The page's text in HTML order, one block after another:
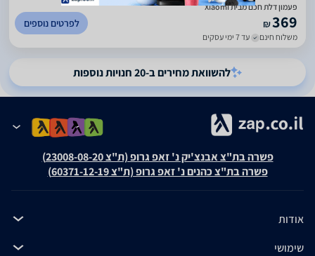
פעמון דלת חכם מבית Xiaomi
₪369
משלוח חינם עד 7 ימי עסקים
לפרטים נוספים
להשוואת מחירים ב-20 חנויות נוספות
פשרה בת"צ אבנצ'יק נ' זאפ גרופ (ת"צ 23008-08-20)
פשרה בת"צ כהנים נ' זאפ גרופ (ת"צ 60371-12-19)
אודות
שימושי